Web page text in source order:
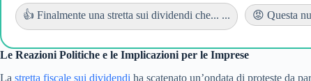
👍 Finalmente una stretta sui dividendi che... ...
😡 Questa
Le Reazioni Politiche e le Implicazioni per le Imprese
La stretta fiscale sui dividendi ha scatenato un’ondata di proteste da